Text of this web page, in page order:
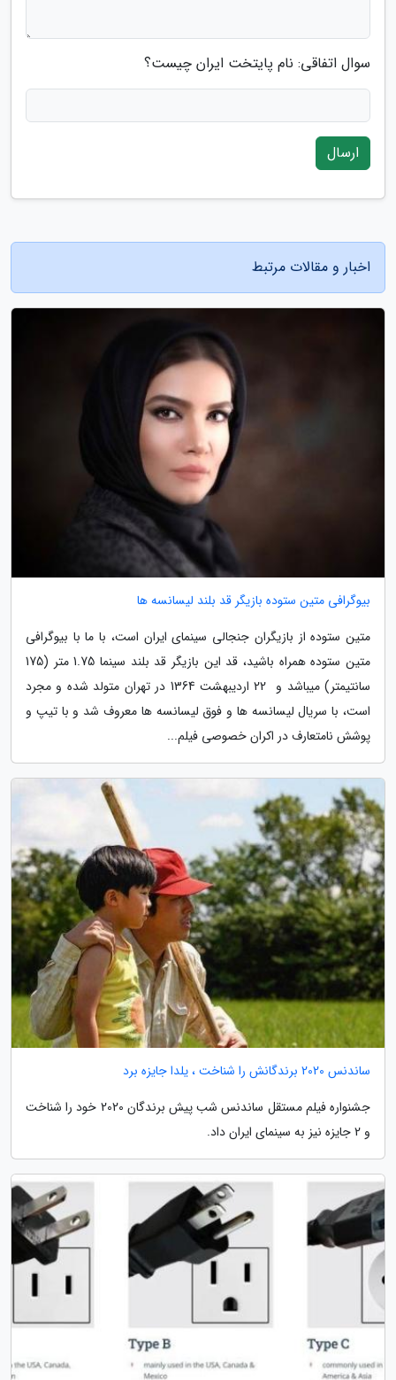
سوال اتفاقی: نام پایتخت ایران چیست؟
ارسال
اخبار و مقالات مرتبط
بیوگرافی متین ستوده بازیگر قد بلند لیسانسه ها
متین ستوده از بازیگران جنجالی سینمای ایران است، با ما با بیوگرافی
متین ستوده همراه باشید، قد این بازیگر قد بلند سینما 1.75 متر (175
سانتیمتر) میباشد و 22 اردیبهشت 1364 در تهران متولد شده و مجرد
است، با سریال لیسانسه ها و فوق لیسانسه ها معروف شد و با تیپ و
پوشش نامتعارف در اکران خصوصی فیلم...
ساندنس 2020 برندگانش را شناخت ، یلدا جایزه برد
جشنواره فیلم مستقل ساندنس شب پیش برندگان 2020 خود را شناخت
و 2 جایزه نیز به سینمای ایران داد.